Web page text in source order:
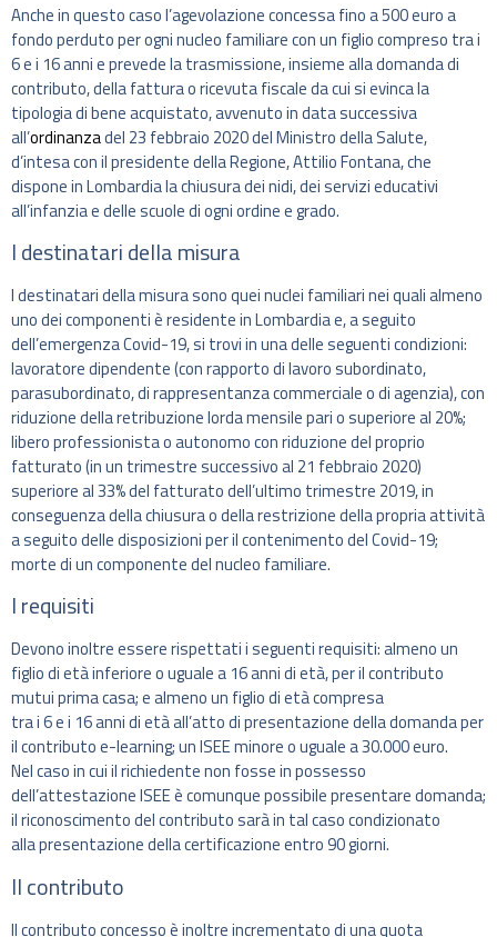
Anche in questo caso l’agevolazione concessa fino a 500 euro a
fondo perduto per ogni nucleo familiare con un figlio compreso tra i
6 e i 16 anni e prevede la trasmissione, insieme alla domanda di
contributo, della fattura o ricevuta fiscale da cui si evinca la
tipologia di bene acquistato, avvenuto in data successiva
all’ordinanzadel 23 febbraio 2020 del Ministro della Salute,
d’intesa con il presidente della Regione, Attilio Fontana, che
dispone in Lombardia la chiusura dei nidi, dei servizi educativi
all’infanzia e delle scuole di ogni ordine e grado.
I destinatari della misura
I destinatari della misura sono quei nuclei familiari nei quali almeno
uno dei componenti è residente in Lombardia e, a seguito
dell’emergenza Covid-19, si trovi in una delle seguenti condizioni:
lavoratore dipendente (con rapporto di lavoro subordinato,
parasubordinato, di rappresentanza commerciale o di agenzia), con
riduzione della retribuzione lorda mensile pari o superiore al 20%;
libero professionista o autonomo con riduzione del proprio
fatturato (in un trimestre successivo al 21 febbraio 2020)
superiore al 33% del fatturato dell’ultimo trimestre 2019, in
conseguenza della chiusura o della restrizione della propria attività
a seguito delle disposizioni per il contenimento del Covid-19;
morte di un componente del nucleo familiare.
I requisiti
Devono inoltre essere rispettati i seguenti requisiti: almeno un
figlio di età inferiore o uguale a 16 anni di età, per il contributo
mutui prima casa; e almeno un figlio di età compresa
tra i 6 e i 16 anni di età all’atto di presentazione della domanda per
il contributo e-learning; un ISEE minore o uguale a 30.000 euro.
Nel caso in cui il richiedente non fosse in possesso
dell’attestazione ISEE è comunque possibile presentare domanda;
il riconoscimento del contributo sarà in tal caso condizionato
alla presentazione della certificazione entro 90 giorni.
Il contributo
Il contributo concesso è inoltre incrementato di una quota